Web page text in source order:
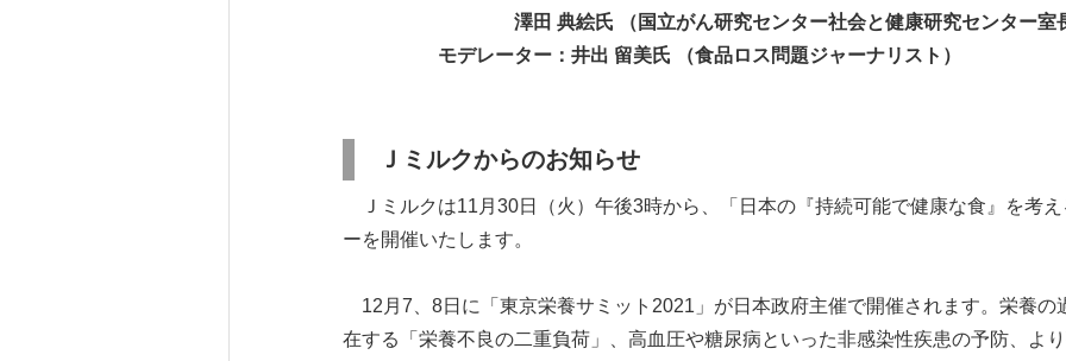
澤田 典絵氏 （国立がん研究センター社会と健康研究センター室
モデレーター：井出 留美氏 （食品ロス問題ジャーナリスト）
Ｊミルクからのお知らせ
Ｊミルクは11月30日（火）午後3時から、「日本の『持続可能で健康な食』を考
ーを開催いたします。
12月7、8日に「東京栄養サミット2021」が日本政府主催で開催されます。栄養の
在する「栄養不良の二重負荷」、高血圧や糖尿病といった非感染性疾患の予防、よ